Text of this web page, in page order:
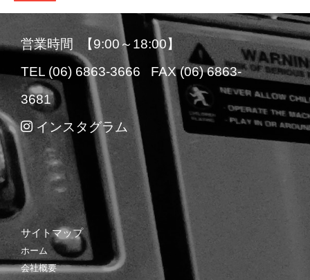
営業時間 【9:00～18:00】
TEL (06) 6863-3666 FAX (06) 6863-
3681
インスタグラム
サイトマップ
ホーム
会社概要